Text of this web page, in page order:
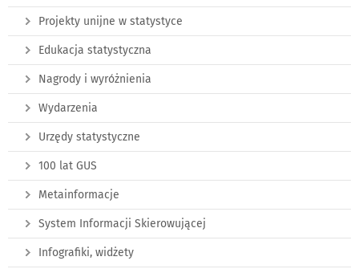
Projekty unijne w statystyce
Edukacja statystyczna
Nagrody i wyróżnienia
Wydarzenia
Urzędy statystyczne
100 lat GUS
Metainformacje
System Informacji Skierowującej
Infografiki, widżety